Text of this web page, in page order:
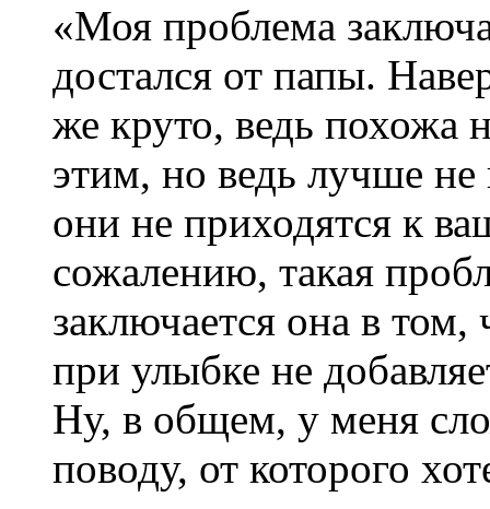
«Моя проблема
достался от папы.
же круто, ведь похожа
этим, но ведь лучше не
они не приходятся к
сожалению, такая
заключается она в
при улыбке не
Ну, в общем, у меня
поводу, от которого